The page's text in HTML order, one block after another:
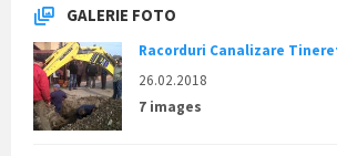
GALERIE FOTO
Racorduri Canalizare
26.02.2018
7 images